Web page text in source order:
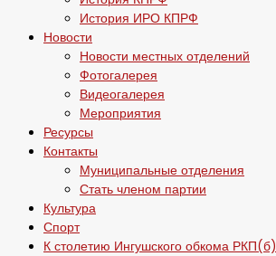
История ИРО КПРФ
Новости
Новости местных отделений
Фотогалерея
Видеогалерея
Мероприятия
Ресурсы
Контакты
Муниципальные отделения
Стать членом партии
Культура
Спорт
К столетию Ингушского обкома РКП(б)